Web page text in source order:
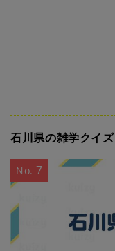
石川県の雑学クイズ
No. 7